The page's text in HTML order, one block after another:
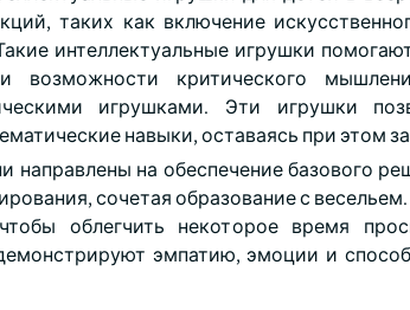
таких как включение
интеллектуальные игрушки
критического
игрушками. Эти игрушки
навыки, оставаясь при этом
направлены на обеспечение базового
сочетая образование с
облегчить некоторое время
эмпатию, эмоции и